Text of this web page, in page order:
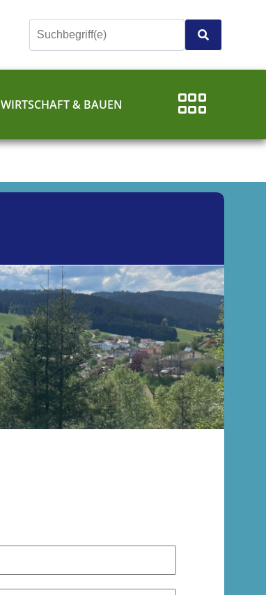
WIRTSCHAFT & BAUEN